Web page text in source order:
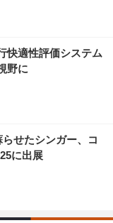
快適性評価システム
野に
せたシンガー、コ
に出展